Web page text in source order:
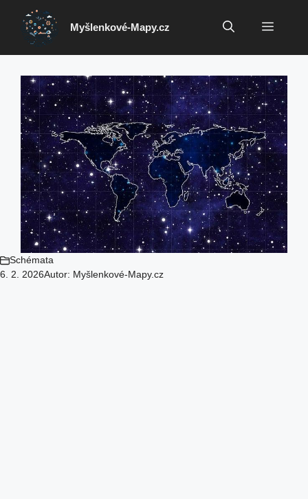
Přeskočit
obsah
Myšlenkové-Mapy.cz Menu
Schémata
6. 2. 2026Autor: Myšlenkové-Mapy.cz